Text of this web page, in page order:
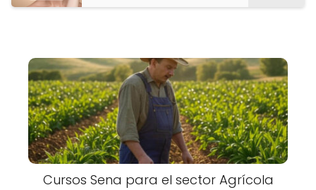
Cursos Sena para el sector Agrícola